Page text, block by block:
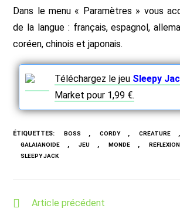
Dans le menu « Paramètres » vous
de la langue : français, espagnol,
coréen, chinois et japonais.
Téléchargez le jeu Sleepy
Market pour 1,99 €.
ÉTIQUETTES: BOSS , CORDY , CRÉATURE ,
GALAIANOIDE , JEU , MONDE , RÉFLEXION
SLEEPY JACK
Read Article précédent